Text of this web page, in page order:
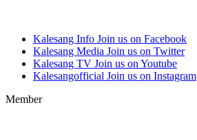
Kalesang Info Join us on Facebook
Kalesang Media Join us on Twitter
Kalesang TV Join us on Youtube
Kalesangofficial Join us on Instagram
Member